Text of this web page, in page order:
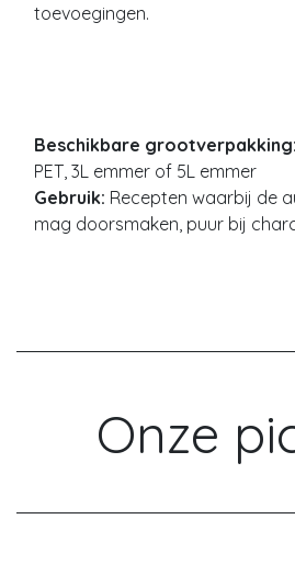
toevoegingen.
Beschikbare grootverpakking:
PET, 3L emmer of 5L emmer
Gebruik: Recepten waarbij de
mag doorsmaken, puur bij
Onze